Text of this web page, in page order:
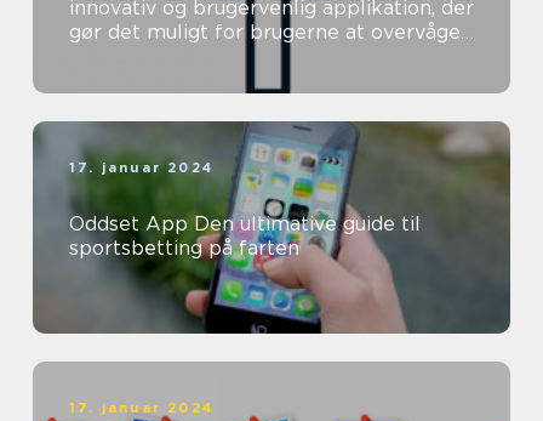
innovativ og brugervenlig applikation, der
gør det muligt for brugerne at overvåge
17. januar 2024
Oddset App Den ultimative guide til
sportsbetting på farten
17. januar 2024